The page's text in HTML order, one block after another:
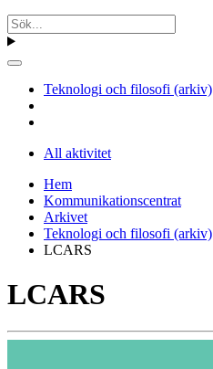
Teknologi och filosofi (arkiv)
All aktivitet
Hem
Kommunikationscentrat
Arkivet
Teknologi och filosofi (arkiv)
LCARS
LCARS